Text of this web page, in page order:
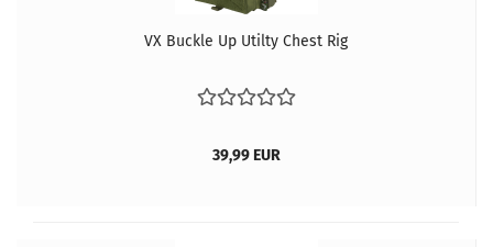
VX Buckle Up Utilty Chest Rig
39,99 EUR